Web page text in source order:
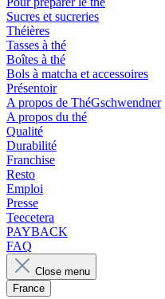
Sucres et sucreries
Théières
Tasses à thé
Boîtes à thé
Bols à matcha et accessoires
Présentoir
A propos de ThéGschwendner
A propos du thé
Qualité
Durabilité
Franchise
Resto
Emploi
Presse
Teecetera
PAYBACK
FAQ
Close menu
France